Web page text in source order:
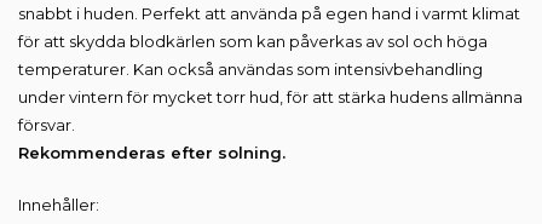
snabbt i huden. Perfekt att använda på egen hand i varmt klimat
för att skydda blodkärlen som kan påverkas av sol och höga
temperaturer. Kan också användas som intensivbehandling
under vintern för mycket torr hud, för att stärka hudens allmänna
försvar.
Rekommenderas efter solning.
Innehåller: